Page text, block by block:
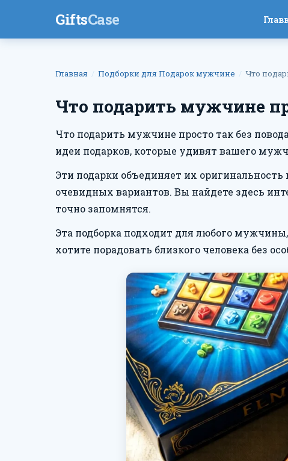
GiftsCase
Главная Подборки для Подарок мужчине Что
Что подарить мужчине
Что подарить мужчине просто так без
идеи подарков, которые удивят вашего
Эти подарки объединяет их
очевидных вариантов. Вы найдете здесь
точно запомнятся.
Эта подборка подходит для любого
хотите порадовать близкого человека без